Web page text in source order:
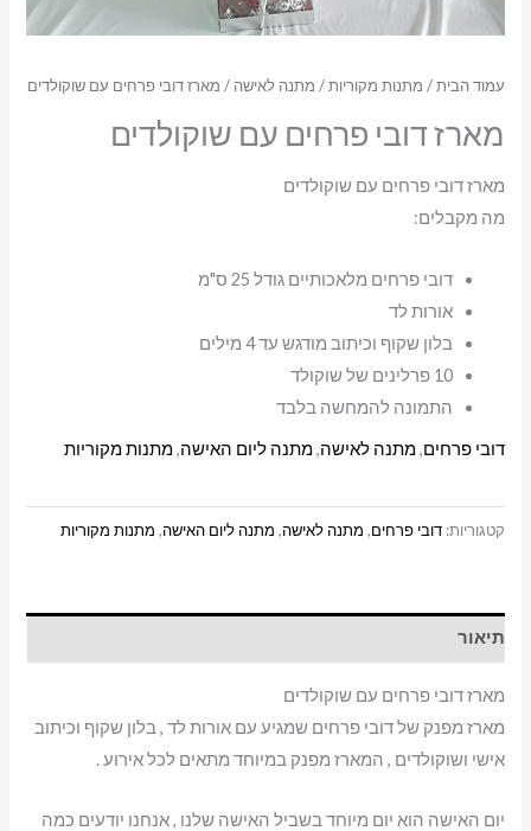
עמוד הבית/ מתנות מקוריות/ מתנה לאישה / מארז דובי פרחים עם שוקולדים
מארז דובי פרחים עם שוקולדים
מארז דובי פרחים עם שוקולדים
מה מקבלים:
דובי פרחים מלאכותיים גודל 25 ס"מ
אורות לד
בלון שקוף וכיתוב מודגש עד 4 מילים
10 פרלינים של שוקולד
התמונה להמחשה בלבד
דובי פרחים,מתנה לאישה,מתנה ליום האישה,מתנות מקוריות
קטגוריות:דובי פרחים, מתנה לאישה, מתנה ליום האישה, מתנות מקוריות
תיאור
מארז דובי פרחים עם שוקולדים
מארז מפנק של דובי פרחים שמגיע עם אורות לד , בלון שקוף וכיתוב
אישי ושוקולדים , המארז מפנק במיוחד מתאים לכל אירוע .
יום האישה הוא יום מיוחד בשביל האישה שלנו , אנחנו יודעים כמה